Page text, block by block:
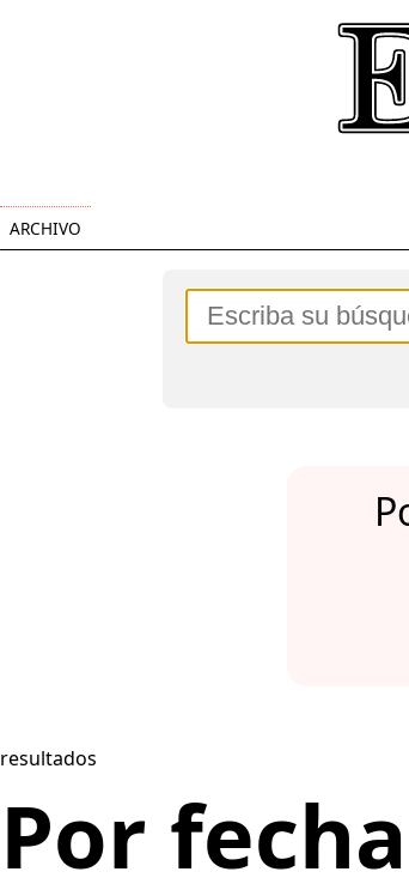
ARCHIVO
resultados
Por fecha